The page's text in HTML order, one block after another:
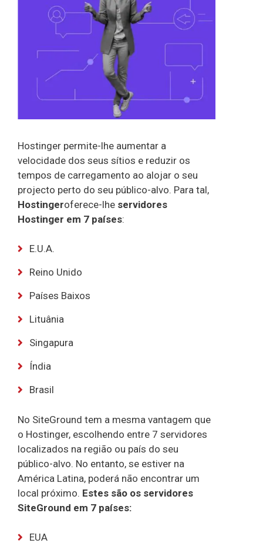
Hostinger permite-lhe aumentar a
velocidade dos seus sítios e reduzir os
tempos de carregamento ao alojar o seu
projecto perto do seu público-alvo. Para tal,
Hostingeroferece-lhe servidores
Hostinger em 7 países:
E.U.A.
Reino Unido
Países Baixos
Lituânia
Singapura
Índia
Brasil
No SiteGround tem a mesma vantagem que
o Hostinger, escolhendo entre 7 servidores
localizados na região ou país do seu
público-alvo. No entanto, se estiver na
América Latina, poderá não encontrar um
local próximo. Estes são os servidores
SiteGround em 7 países:
EUA